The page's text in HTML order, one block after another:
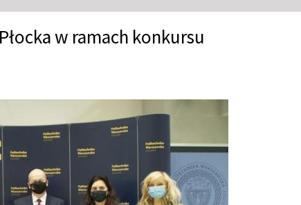
w ramach konkursu